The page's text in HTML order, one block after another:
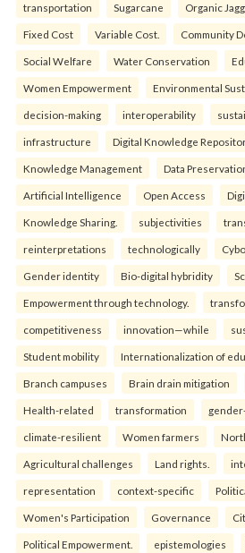
transportation Sugarcane Organic
Fixed Cost Variable Cost. Community
Social Welfare Water Conservation
Women Empowerment Environmental
decision-making interoperability
infrastructure Digital Knowledge
Knowledge Management Data
Artificial Intelligence Open Access
Knowledge Sharing. subjectivities
reinterpreta⁠tions tec⁠hnologically
Gender identity Bio-digital hybridity
Empowerment through technology.
competitiveness innovation—while
Student mobility Internationalization of
Branch campuses Brain drain mitigation
Health-related transformation
climate-resilient Women farmers
Agricultural challenges Land rights.
representation context-specific
Women's Participation Governance
Political Empowerment. epistemologies